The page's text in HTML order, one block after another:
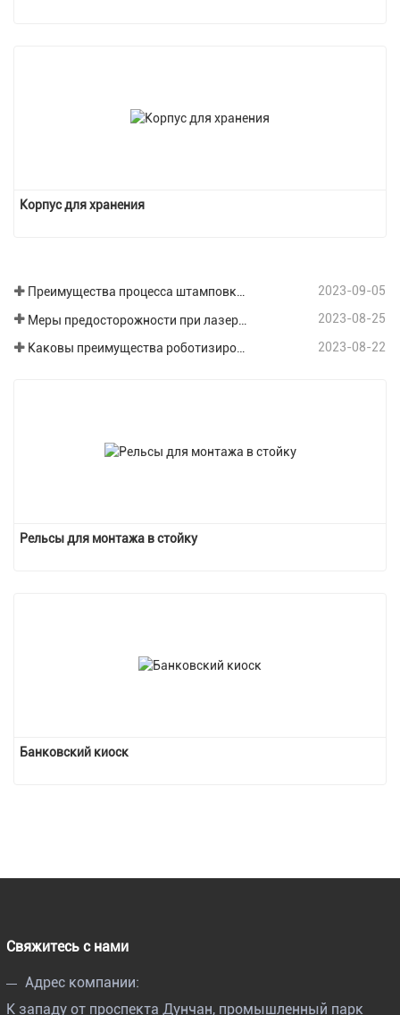
Корпус для хранения
Преимущества процесса штамповки листового металла 2023-09-05
2023-08-25
2023-08-22
Рельсы для монтажа в стойку
Банковский киоск
Свяжитесь с нами
Адрес компании:
К западу от проспекта Дунчан, промышленный парк